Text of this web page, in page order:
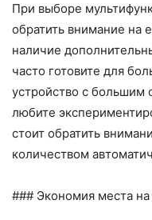
При выборе
обратить внимание на
наличие
часто готовите для
устройство с
любите
стоит обратить
количеством
### Экономия места на